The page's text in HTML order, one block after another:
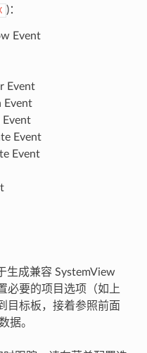
)：
Event
Event
Event
Event
Event
Event
生成兼容 SystemView
必要的项目选项（如上
目标板，接着参照前面
据。